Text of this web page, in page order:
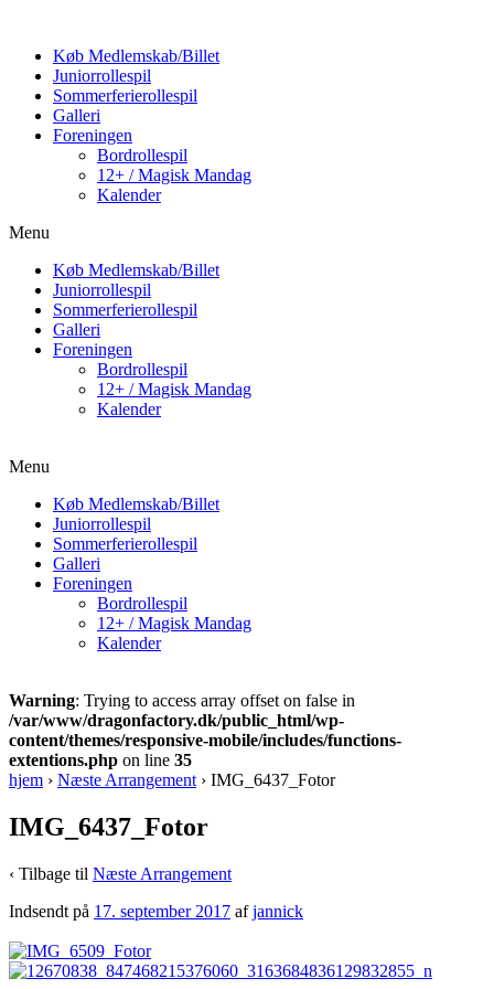
Køb Medlemskab/Billet
Juniorrollespil
Sommerferierollespil
Galleri
Foreningen
Bordrollespil
12+ / Magisk Mandag
Kalender
Menu
Køb Medlemskab/Billet
Juniorrollespil
Sommerferierollespil
Galleri
Foreningen
Bordrollespil
12+ / Magisk Mandag
Kalender
Menu
Køb Medlemskab/Billet
Juniorrollespil
Sommerferierollespil
Galleri
Foreningen
Bordrollespil
12+ / Magisk Mandag
Kalender
Warning: Trying to access array offset on false in
/var/www/dragonfactory.dk/public_html/wp-
content/themes/responsive-mobile/includes/functions-
extentions.php on line 35
hjem › Næste Arrangement › IMG_6437_Fotor
IMG_6437_Fotor
‹ Tilbage til Næste Arrangement
Indsendt på 17. september 2017 afjannick